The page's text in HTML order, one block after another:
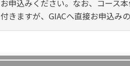
お申込みください。なお、コース
付きますが、GIACへ直接お申込み